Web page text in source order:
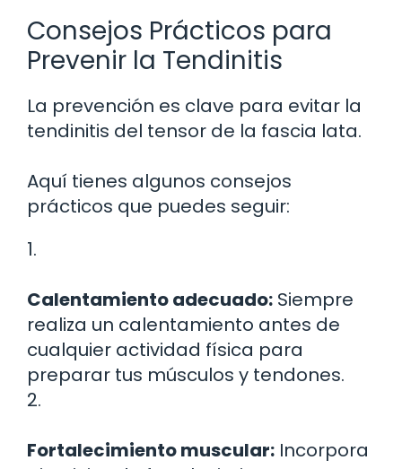
Consejos Prácticos para
Prevenir la Tendinitis
La prevención es clave para evitar la
tendinitis del tensor de la fascia lata.
Aquí tienes algunos consejos
prácticos que puedes seguir:
1.
Calentamiento adecuado: Siempre
realiza un calentamiento antes de
cualquier actividad física para
preparar tus músculos y tendones.
2.
Fortalecimiento muscular: Incorpora